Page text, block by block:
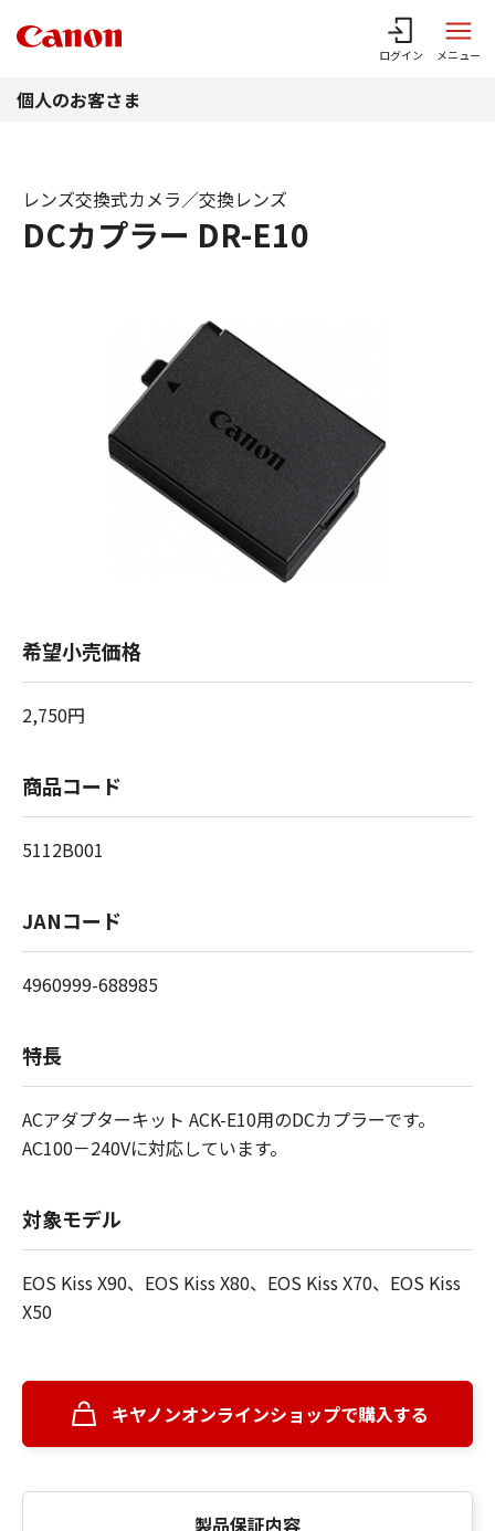
ログイン メニュー
個人のお客さま
DCカプラー DR-E10
レンズ交換式カメラ／交換レンズ
希望小売価格
2,750円
商品コード
5112B001
JANコード
4960999-688985
特長
ACアダプターキット ACK-E10用のDCカプラーです。
AC100－240Vに対応しています。
対象モデル
EOS Kiss X90、EOS Kiss X80、EOS Kiss X70、EOS Kiss
X50
キヤノンオンラインショップで購入する
製品保証内容